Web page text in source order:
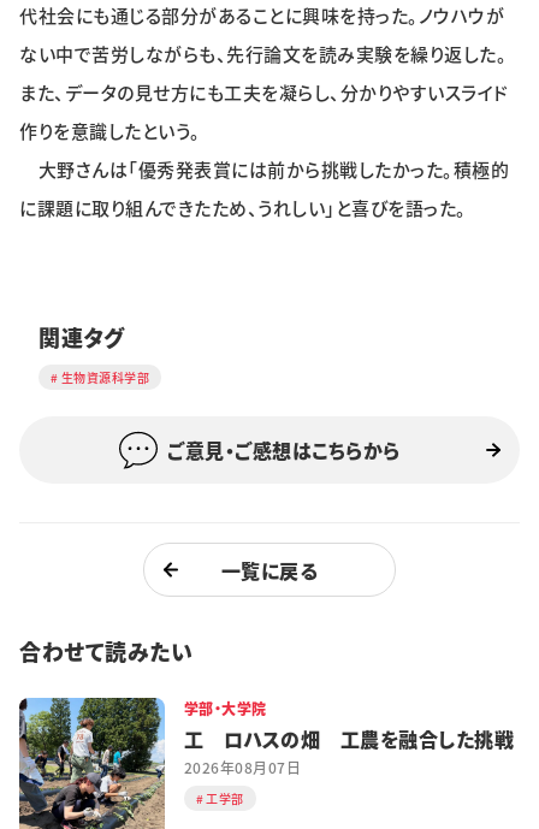
代社会にも通じる部分があることに興味を持った。ノウハウが
ない中で苦労しながらも、先行論文を読み実験を繰り返した。
また、データの見せ方にも工夫を凝らし、分かりやすいスライド
作りを意識したという。
大野さんは「優秀発表賞には前から挑戦したかった。積極的
に課題に取り組んできたため、うれしい」と喜びを語った。
関連タグ
生物資源科学部
ご意見・ご感想はこちらから
一覧に戻る
合わせて読みたい
学部・大学院
工 ロハスの畑 工農を融合した挑戦
2026年08月07日
工学部